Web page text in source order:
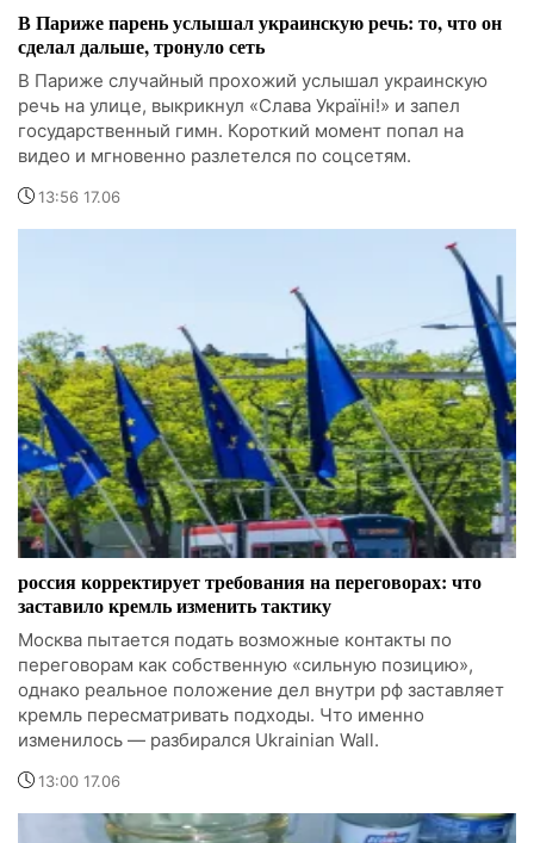
В Париже парень услышал украинскую речь: то, что он
сделал дальше, тронуло сеть
В Париже случайный прохожий услышал украинскую
речь на улице, выкрикнул «Слава Україні!» и запел
государственный гимн. Короткий момент попал на
видео и мгновенно разлетелся по соцсетям.
13:56 17.06
россия корректирует требования на переговорах: что
заставило кремль изменить тактику
Москва пытается подать возможные контакты по
переговорам как собственную «сильную позицию»,
однако реальное положение дел внутри рф заставляет
кремль пересматривать подходы. Что именно
изменилось — разбирался Ukrainian Wall.
13:00 17.06